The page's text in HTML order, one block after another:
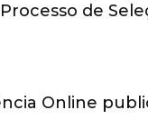
de
Online